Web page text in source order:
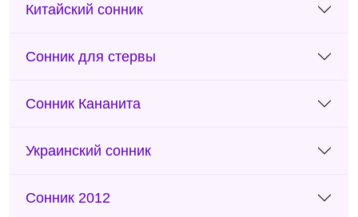
Китайский сонник
Сонник для стервы
Сонник Кананита
Украинский сонник
Сонник 2012